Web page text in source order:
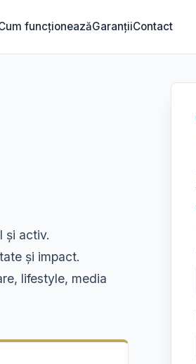
funcționeazăGaranțiiContact
și activ.
și impact.
lifestyle, media